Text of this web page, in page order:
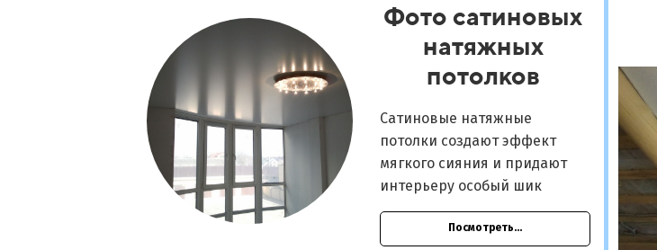
Фото сатиновых
натяжных
потолков
Сатиновые натяжные
потолки создают эффект
мягкого сияния и придают
интерьеру особый шик
Посмотреть...